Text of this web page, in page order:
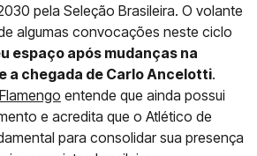
pela Seleção Brasileira. O volante
algumas convocações neste ciclo
espaço após mudanças na
a chegada de Carlo Ancelotti.
entende que ainda possui
e acredita que o Atlético de
para consolidar sua presença